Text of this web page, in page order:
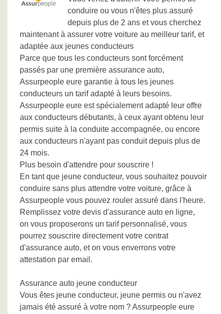
conduire ou vous n'êtes plus assuré
depuis plus de 2 ans et vous cherchez
maintenant à assurer votre voiture au meilleur tarif, et
adaptée aux jeunes conducteurs
Parce que tous les conducteurs sont forcément
passés par une première assurance auto,
Assurpeople eure garantie à tous les jeunes
conducteurs un tarif adapté à leurs besoins.
Assurpeople eure est spécialement adapté leur offre
aux conducteurs débutants, à ceux ayant obtenu leur
permis suite à la conduite accompagnée, ou encore
aux conducteurs n'ayant pas conduit depuis plus de
24 mois.
Plus besoin d'attendre pour souscrire !
En tant que jeune conducteur, vous souhaitez pouvoir
conduire sans plus attendre votre voiture, grâce à
Assurpeople vous pouvez rouler assuré dans l'heure.
Remplissez votre devis d'assurance auto en ligne,
on vous proposerons un tarif personnalisé, vous
pourrez souscrire directement votre contrat
d'assurance auto, et on vous enverrons votre
attestation par email.
Assurance auto jeune conducteur
Vous êtes jeune conducteur, jeune permis ou n'avez
jamais été assuré à votre nom ? Assurpeople eure